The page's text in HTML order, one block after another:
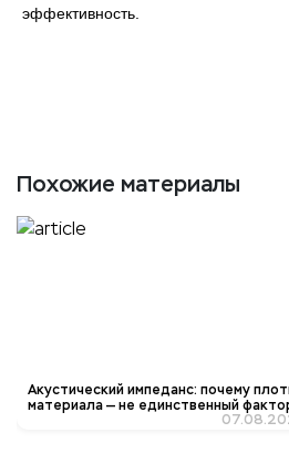
эффективность.
Похожие материалы
Акустический импеданс: почему
материала — не единственный